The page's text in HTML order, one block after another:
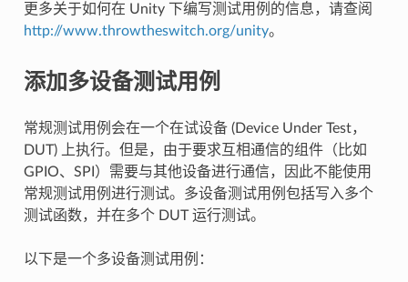
更多关于如何在 Unity 下编写测试用例的信息，请查阅
http://www.throwtheswitch.org/unity。
添加多设备测试用例
常规测试用例会在一个在试设备 (Device Under Test，
DUT) 上执行。但是，由于要求互相通信的组件（比如
GPIO、SPI）需要与其他设备进行通信，因此不能使用
常规测试用例进行测试。多设备测试用例包括写入多个
测试函数，并在多个 DUT 运行测试。
以下是一个多设备测试用例：